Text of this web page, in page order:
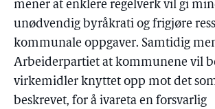
mener at enklere regelverk vil gi
unødvendig byråkrati og frigjøre
kommunale oppgaver. Samtidig
Arbeiderpartiet at kommunene vil
virkemidler knyttet opp mot det
beskrevet, for å ivareta en forsvarlig